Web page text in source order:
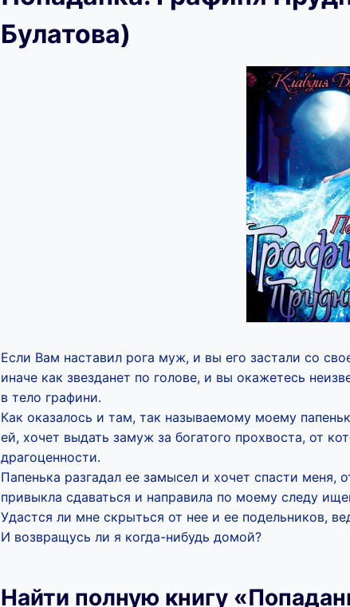
Булатова)
Если Вам наставил рога муж, и вы его застали со
иначе как звезданет по голове, и вы окажетесь
в тело графини.
Как оказалось и там, так называемому моему
ей, хочет выдать замуж за богатого прохвоста, от
драгоценности.
Папенька разгадал ее замысел и хочет спасти меня,
привыкла сдаваться и направила по моему следу
Удастся ли мне скрыться от нее и ее подельников,
И возвращусь ли я когда-нибудь домой?
Найти полную книгу